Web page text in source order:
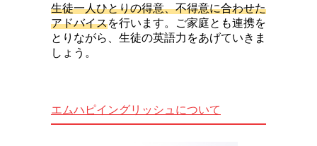
生徒一人ひとりの得意、不得意に合わせた
アドバイスを行います。ご家庭とも連携を
とりながら、生徒の英語力をあげていきま
しょう。
エムハピイングリッシュについて